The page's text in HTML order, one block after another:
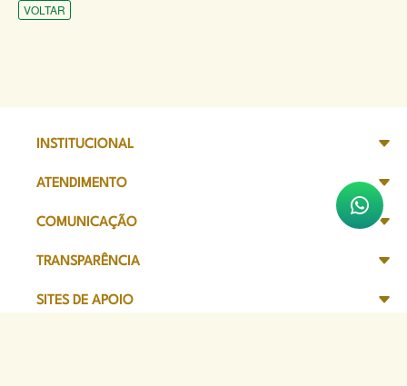
VOLTAR
INSTITUCIONAL
ATENDIMENTO
COMUNICAÇÃO
TRANSPARÊNCIA
SITES DE APOIO